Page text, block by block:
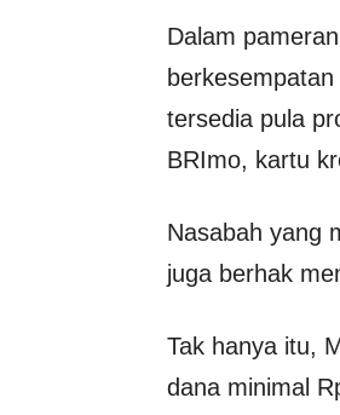
Dalam
tersedia pula
BRImo, kartu
Nasabah yang
juga berhak
Tak hanya itu,
dana minimal